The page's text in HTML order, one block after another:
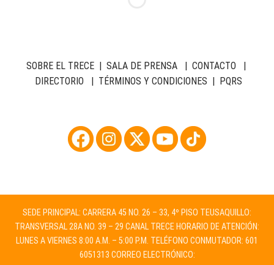
SOBRE EL TRECE| SALA DE PRENSA| CONTACTO |
DIRECTORIO | TÉRMINOS Y CONDICIONES | PQRS
SEDE PRINCIPAL: CARRERA 45 NO. 26 – 33, 4º PISO TEUSAQUILLO:
TRANSVERSAL 28A NO. 39 – 29 CANAL TRECE HORARIO DE ATENCIÓN:
LUNES A VIERNES 8:00 A.M. – 5:00 P.M. TELÉFONO CONMUTADOR: 601
6051313 CORREO ELECTRÓNICO: